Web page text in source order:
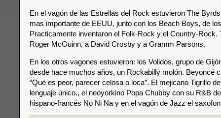
En el vagón de las Estrellas del Rock estuvieron The
mas importante de EEUU, junto con los Beach Boys, de
Practicamente inventaron el Folk-Rock y el Country-Rock.
Roger McGuinn, a David Crosby y a Gramm Parsons.
En los otros vagones estuvieron: los Volidos, grupo de
desde hace muchos años, un Rockabilly molón. Beyoncé
“Qué es peor, parecer celosa o loca”. El mejicano Tigrillo
lenguaje único., el neoyorkino Popa Chubby con su R&B
hispano-francés No Ni Na y en el vagón de Jazz el